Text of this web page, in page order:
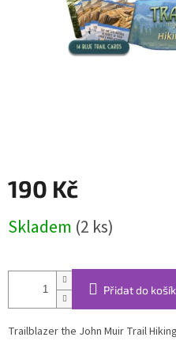
190 Kč
cena:
Skladem (2 ks)
Přidat do
Trailblazer the John Muir Trail